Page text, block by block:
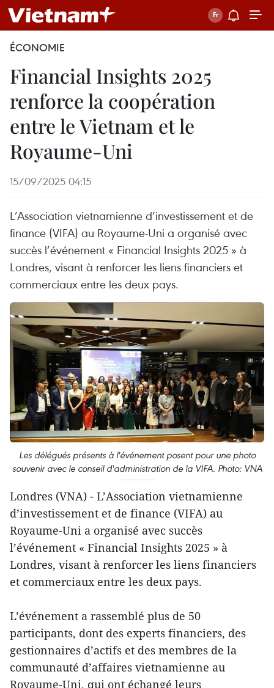
ÉCONOMIE
Financial Insights 2025
renforce la coopération
entre le Vietnam et le
Royaume-Uni
15/09/2025 04:15
L’Association vietnamienne d’investissement et de
finance (VIFA) au Royaume-Uni a organisé avec
succès l’événement « Financial Insights 2025 » à
Londres, visant à renforcer les liens financiers et
commerciaux entre les deux pays.
Les délégués présents à l'événement posent pour une photo
souvenir avec le conseil d'administration de la VIFA. Photo: VNA
Londres (VNA) - L’Association vietnamienne
d’investissement et de finance (VIFA) au
Royaume-Uni a organisé avec succès
l’événement « Financial Insights 2025 » à
Londres, visant à renforcer les liens financiers
et commerciaux entre les deux pays.
L’événement a rassemblé plus de 50
participants, dont des experts financiers, des
gestionnaires d’actifs et des membres de la
communauté d’affaires vietnamienne au
Royaume-Uni, qui ont échangé leurs